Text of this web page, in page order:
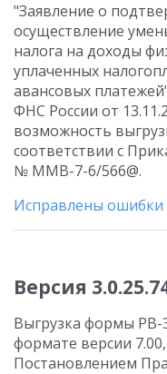
"Заявление о
осуществление
налога на доходы
уплаченных
авансовых
ФНС России от
возможность
соответствии с
№ ММВ-7-6/566@.
Исправлены ошибки
Версия
Выгрузка формы
формате версии
Постановлением